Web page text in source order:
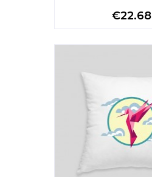
Price
€22.68